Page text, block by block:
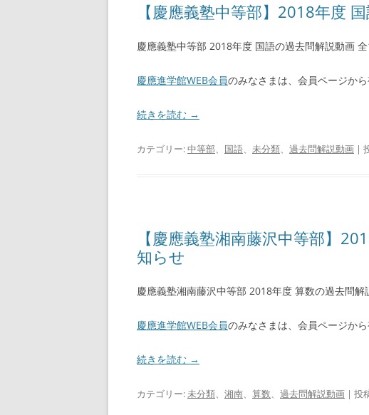
【慶應義塾中等部】2018年度
慶應義塾中等部 2018年度 国語の過去問解説動画 全
慶應進学館WEB会員のみなさまは、会員ページから
続きを読む →
カテゴリー:中等部、 国語、 未分類、 過去問解説動画 |
【慶應義塾湘南藤沢中等部】
知らせ
慶應義塾湘南藤沢中等部 2018年度 算数の過去問解
慶應進学館WEB会員のみなさまは、会員ページから
続きを読む →
カテゴリー:未分類、 湘南、 算数、 過去問解説動画 | 投